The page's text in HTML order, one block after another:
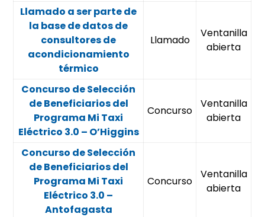
Llamado a ser parte de
la base de datos de
consultores de
acondicionamiento
térmico
Llamado
Ventanilla
abierta
Concurso de Selección
de Beneficiarios del
Programa Mi Taxi
Eléctrico 3.0 – O’Higgins
Concurso
Ventanilla
abierta
Concurso de Selección
de Beneficiarios del
Programa Mi Taxi
Eléctrico 3.0 –
Antofagasta
Concurso
Ventanilla
abierta